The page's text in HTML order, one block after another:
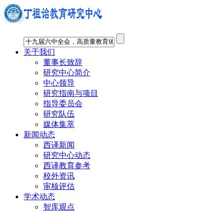
关于我们
董事长致辞
研究中心简介
中心领导
研究指南与项目
指导委员会
研究队伍
媒体集萃
新闻动态
西译新闻
研究中心动态
西译教育参考
校外资讯
审核评估
学术动态
智库观点